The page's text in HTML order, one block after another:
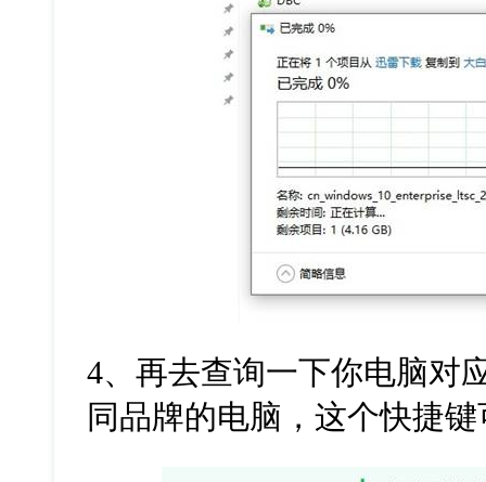
4、再去查询一下你电脑对
同品牌的电脑，这个快捷